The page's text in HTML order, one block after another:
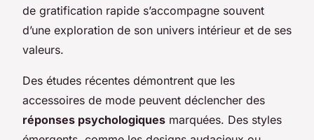
de gratification rapide s’accompagne souvent
d’une exploration de son univers intérieur et de ses
valeurs.
Des études récentes démontrent que les
accessoires de mode peuvent déclencher des
réponses psychologiques marquées. Des styles